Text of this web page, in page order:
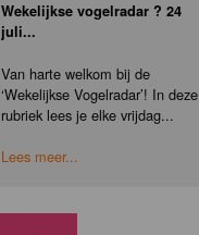
Wekelijkse vogelradar ? 24
juli...
Van harte welkom bij de
‘Wekelijkse Vogelradar’! In deze
rubriek lees je elke vrijdag...
Lees meer...